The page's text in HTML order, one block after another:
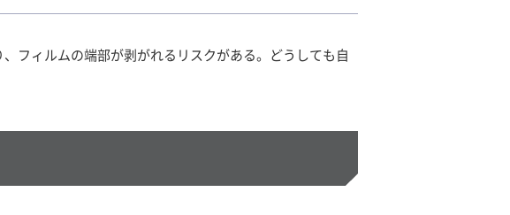
フィルムの端部が剥がれるリスクがある。どうしても自